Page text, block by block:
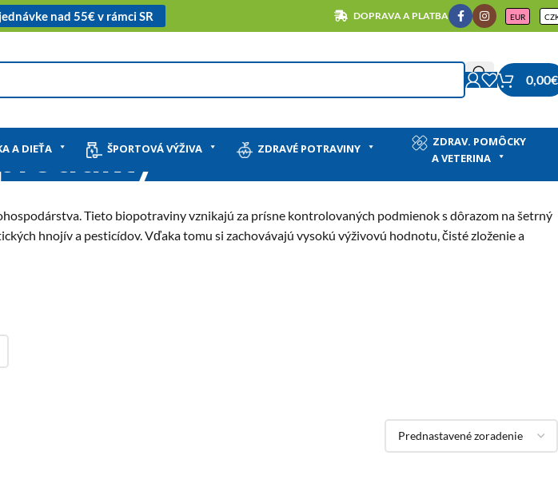
nad 55€ v rámci SR DOPRAVA A PLATBA EUR
0,00€
A DIEŤA ŠPORTOVÁ VÝŽIVA ZDRAVÉ POTRAVINY
ZDRAV. POMÔCKY
A VETERINA
Tieto biopotraviny vznikajú za prísne kontrolovaných podmienok s dôrazom na šetrný
hnojív a pesticídov. Vďaka tomu si zachovávajú vysokú výživovú hodnotu, čisté zloženie a